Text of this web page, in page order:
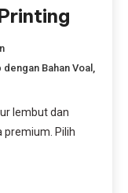
dengan Bahan Voal
lembut dan
premium. Pilih